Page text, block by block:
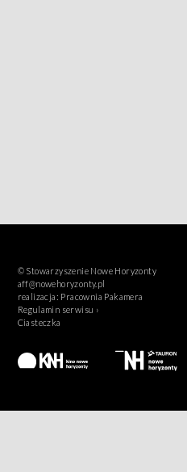
© Stowarzyszenie Nowe Horyzonty
aff@nowehoryzonty.pl
realizacja: Pracownia Pakamera
Regulamin serwisu ›
Ciasteczka